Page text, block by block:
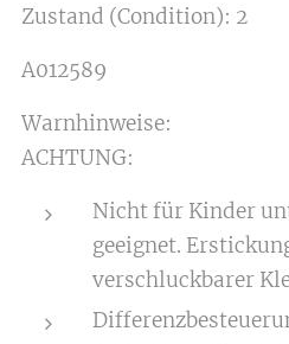
Zustand (Condition): 2
A012589
Warnhinweise:
ACHTUNG:
Nicht für Kinder
geeignet.
verschluckbarer